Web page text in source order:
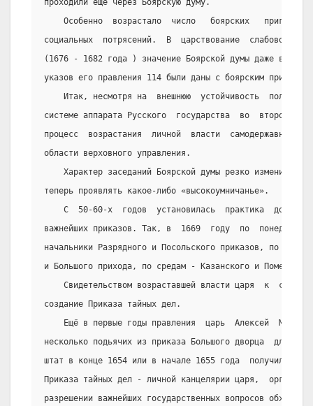
проходили ещё через Боярскую думу.
Особенно  возрастало  число   боярских
социальных  потрясений.  В  царствование
(1676 - 1682 года ) значение Боярской думы даже
указов его правления 114 были даны с боярским
Итак, несмотря на  внешнюю  устойчивость
системе аппарата Русского  государства  во  второй
процесс  возрастания  личной  власти  самодержавного
области верховного управления.
Характер заседаний Боярской думы резко изменился.
теперь проявлять какое-либо «высокоумничанье».
С  50-60-х  годов  установилась  практика
важнейших приказов. Так, в  1669  году  по
начальники Разрядного и Посольского приказов, по
и Большого прихода, по средам - Казанского и
Свидетельством возраставшей власти царя  к
создание Приказа тайных дел.
Ещё в первые годы правления  царь  Алексей
несколько подьячих из приказа Большого дворца  для
штат в конце 1654 или в начале 1655 года  получил
Приказа тайных дел - личной канцелярии царя,  органа,
разрешении важнейших государственных вопросов